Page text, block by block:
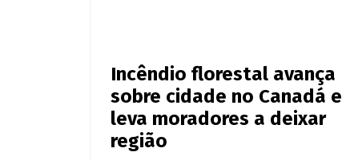
Incêndio florestal avança
sobre cidade no Canadá e
leva moradores a deixar
região